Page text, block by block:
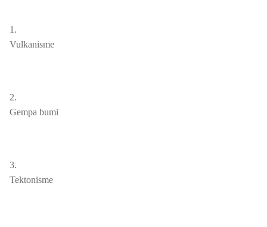
1.
Vulkanisme
2.
Gempa bumi
3.
Tektonisme